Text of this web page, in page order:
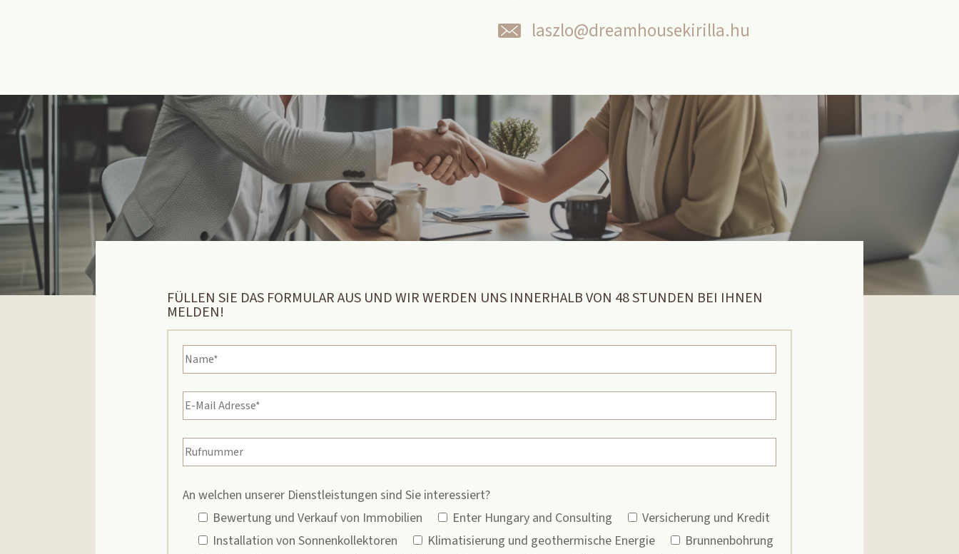
laszlo@dreamhousekirilla.hu
FÜLLEN SIE DAS FORMULAR AUS UND WIR WERDEN UNS INNERHALB VON 48 STUNDEN BEI IHNEN
MELDEN!
An welchen unserer Dienstleistungen sind Sie interessiert?
Bewertung und Verkauf von Immobilien
Enter Hungary and Consulting
Versicherung und Kredit
Installation von Sonnenkollektoren
Klimatisierung und geothermische Energie
Brunnenbohrung